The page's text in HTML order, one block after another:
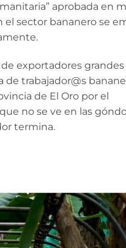
aprobada en
el sector bananero se
exportadores
trabajador@s
de El Oro por el
no se ve en las
termina.